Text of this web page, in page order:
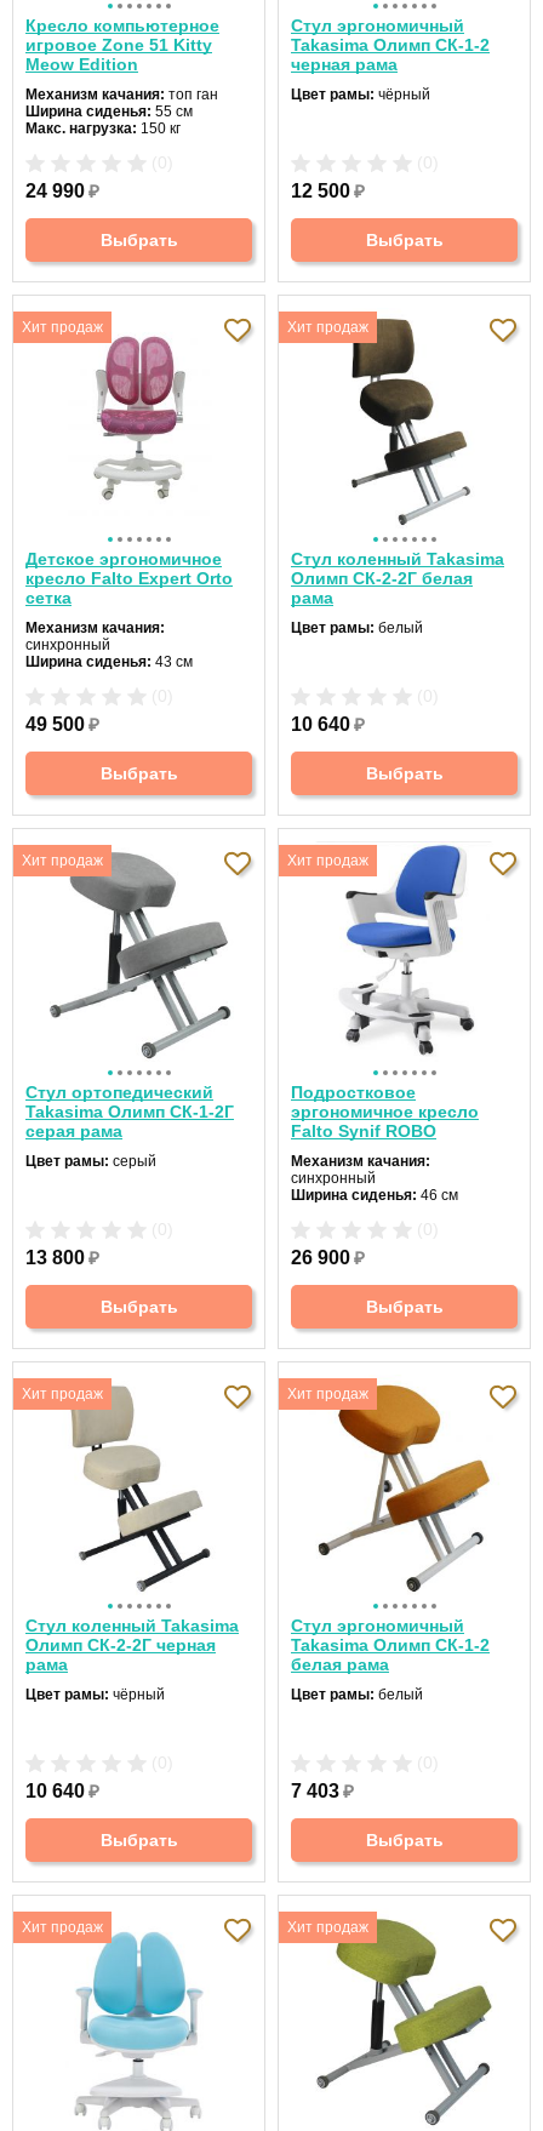
Кресло компьютерное
игровое Zone 51 Kitty
Meow Edition
Механизм качания: топ ган
Ширина сиденья: 55 см
Макс. нагрузка: 150 кг
экокожа
Регулировка высоты:
24 990₽
Выбрать
Стул эргономичный
Takasima Олимп СК-1-2
черная рама
Цвет рамы: чёрный
12 500₽
Выбрать
Хит продаж
Детское эргономичное
кресло Falto Expert Orto
сетка
Механизм качания:
синхронный
Ширина сиденья: 43 см
Материал спинки:
Регулировка высоты:
49 500₽
Выбрать
Хит продаж
Стул коленный Takasima
Олимп СК-2-2Г белая
рама
Цвет рамы: белый
10 640₽
Выбрать
Хит продаж
Стул ортопедический
Takasima Олимп СК-1-2Г
серая рама
Цвет рамы: серый
13 800₽
Выбрать
Хит продаж
Подростковое
эргономичное кресло
Falto Synif ROBO
Механизм качания:
синхронный
Ширина сиденья: 46 см
Материал спинки:
Регулировка высоты:
26 900₽
Выбрать
Хит продаж
Стул коленный Takasima
Олимп СК-2-2Г черная
рама
Цвет рамы: чёрный
10 640₽
Выбрать
Хит продаж
Стул эргономичный
Takasima Олимп СК-1-2
белая рама
Цвет рамы: белый
7 403₽
Выбрать
Хит продаж Хит продаж